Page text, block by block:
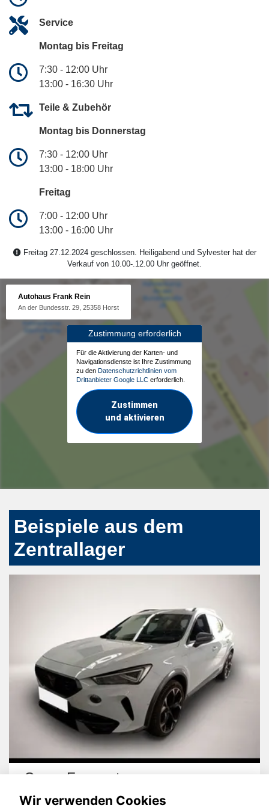
Service
Montag bis Freitag
7:30 - 12:00 Uhr
13:00 - 16:30 Uhr
Teile & Zubehör
Montag bis Donnerstag
7:30 - 12:00 Uhr
13:00 - 18:00 Uhr
Freitag
7:00 - 12:00 Uhr
13:00 - 16:00 Uhr
Freitag 27.12.2024 geschlossen. Heiligabend und Sylvester hat der
Verkauf von 10.00-.12.00 Uhr geöffnet.
Autohaus Frank Rein
An der Bundesstr. 29, 25358 Horst
Zustimmung erforderlich
Für die Aktivierung der Karten- und
Navigationsdienste ist Ihre Zustimmung
zu den Datenschutzrichtlinien vom
Drittanbieter Google LLC erforderlich.
Zustimmen
und aktivieren
Beispiele aus dem
Zentrallager
Cupra Formentor
Wir verwenden Cookies